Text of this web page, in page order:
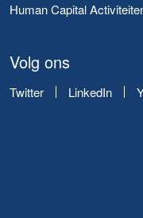
Human Capital
Volg ons
Twitter LinkedIn